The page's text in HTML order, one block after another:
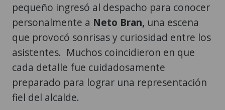
pequeño ingresó al despacho para conocer
personalmente a Neto Bran, una escena
que provocó sonrisas y curiosidad entre los
asistentes. Muchos coincidieron en que
cada detalle fue cuidadosamente
preparado para lograr una representación
fiel del alcalde.